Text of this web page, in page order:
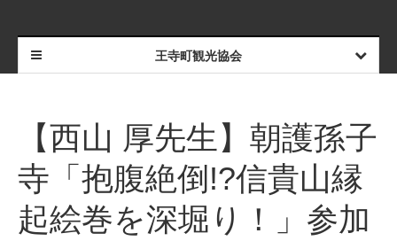
王寺町観光協会
【西山 厚先生】朝護孫子
寺「抱腹絶倒!?信貴山縁
起絵巻を深堀り！」参加